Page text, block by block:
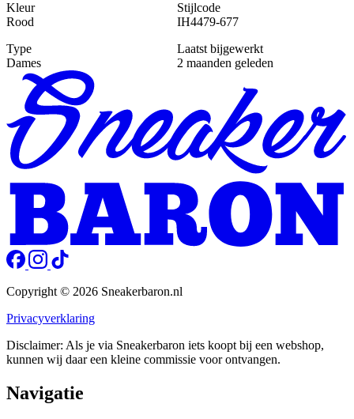
Kleur
Rood
Stijlcode
IH4479-677
Type
Dames
Laatst bijgewerkt
2 maanden geleden
Copyright © 2026 Sneakerbaron.nl
Privacyverklaring
Disclaimer: Als je via Sneakerbaron iets koopt bij een webshop,
kunnen wij daar een kleine commissie voor ontvangen.
Navigatie